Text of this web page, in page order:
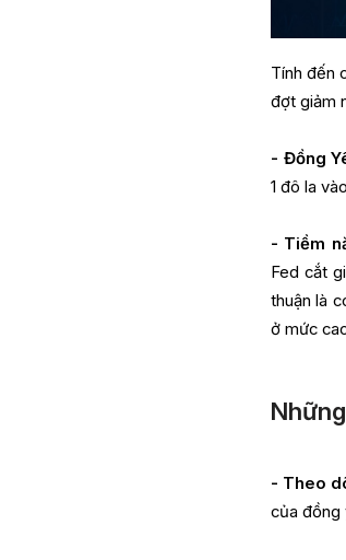
Tính đến
đợt giảm
- Đồng
1 đô la
- Tiềm
Fed cắt
thuận là
ở mức
- Theo
của đồng